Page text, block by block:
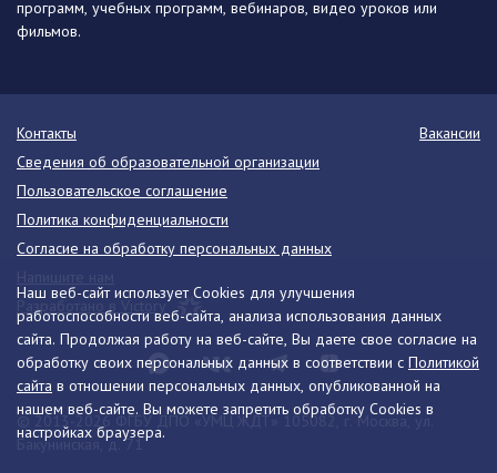
Наш веб-сайт использует Cookies для улучшения
работоспособности веб-сайта, анализа использования данных
сайта. Продолжая работу на веб-сайте, Вы даете свое согласие на
обработку своих персональных данных в соответствии с Политикой
сайта в отношении персональных данных, опубликованной на
нашем веб-сайте. Вы можете запретить обработку Cookies в
настройках браузера.
программ, учебных программ, вебинаров, видео уроков или
фильмов.
© 2013-2026 ФГБУ ДПО «УМЦ ЖДТ» 105082, г. Москва, ул.
Бакунинская, д. 71
Контакты
Вакансии
Сведения об образовательной организации
Пользовательское соглашение
Политика конфиденциальности
Согласие на обработку персональных данных
Разработано в Victory